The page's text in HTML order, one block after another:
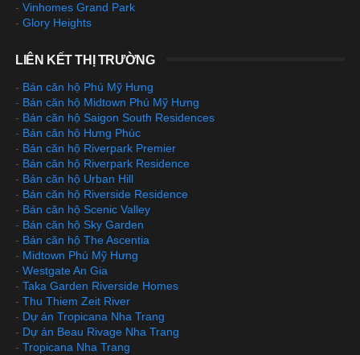
- Vinhomes Grand Park
- Glory Heights
LIÊN KẾT THỊ TRƯỜNG
- Bán căn hộ Phú Mỹ Hưng
- Bán căn hộ Midtown Phú Mỹ Hưng
- Bán căn hộ Saigon South Residences
- Bán căn hộ Hưng Phúc
- Bán căn hộ Riverpark Premier
- Bán căn hộ Riverpark Residence
- Bán căn hộ Urban Hill
- Bán căn hộ Riverside Residence
- Bán căn hộ Scenic Valley
- Bán căn hộ Sky Garden
- Bán căn hộ The Ascentia
- Midtown Phú Mỹ Hưng
- Westgate An Gia
- Taka Garden Riverside Homes
- Thu Thiem Zeit River
- Dự án Tropicana Nha Trang
- Dự án Beau Rivage Nha Trang
- Tropicana Nha Trang